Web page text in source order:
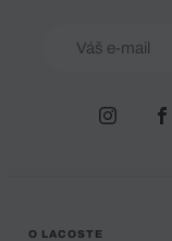
O LACOSTE